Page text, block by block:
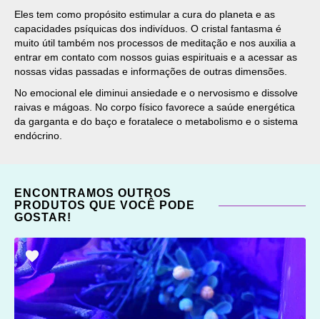
Eles tem como propósito estimular a cura do planeta e as
capacidades psíquicas dos indivíduos. O cristal fantasma é
muito útil também nos processos de meditação e nos auxilia a
entrar em contato com nossos guias espirituais e a acessar as
nossas vidas passadas e informações de outras dimensões.
No emocional ele diminui ansiedade e o nervosismo e dissolve
raivas e mágoas. No corpo físico favorece a saúde energética
da garganta e do baço e foratalece o metabolismo e o sistema
endócrino.
ENCONTRAMOS OUTROS
PRODUTOS QUE VOCÊ PODE
GOSTAR!
ADICIONAR
OS